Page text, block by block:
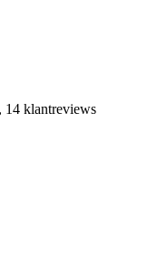
14 klantreviews